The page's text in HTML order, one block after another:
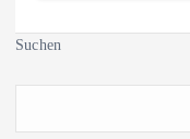
Suchen